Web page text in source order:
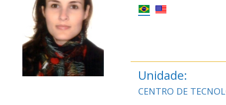
Unidade:
CENTRO DE